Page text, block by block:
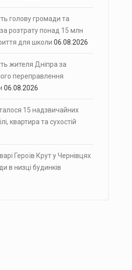
голову громади та
розтрату понад 15 млн
для школи 06.08.2026
жителя Дніпра за
переправлення
06.08.2026
15 надзвичайних
квартира та сухостій
Героїв Крут у Чернівцях
в низці будинків